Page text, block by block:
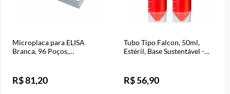
Microplaca para ELISA
Branca, 96 Poços,
R$ 81,20
Tubo Tipo Falcon, 50ml,
Estéril, Base Sustentável -
R$ 56,90